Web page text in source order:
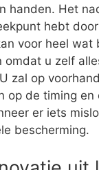
handen. Het
hebt
voor heel wat
omdat u zelf
zal op
op de timing en
er iets
bescherming.